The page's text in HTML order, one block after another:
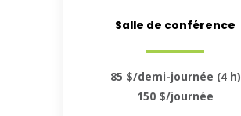
Salle de conférence
85 $/demi-journée (4 h)
150 $/journée